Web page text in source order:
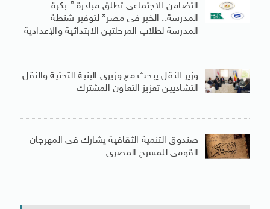
التضامن الاجتماعى تطلق مبادرة ” بكرة
المدرسة.. الخير فى مصر” لتوفير شنطة
المدرسة لطلاب المرحلتين الابتدائية والإعدادية
وزير النقل يبحث مع وزيرى البنية التحتية والنقل
التشاديين تعزيز التعاون المشترك
صندوق التنمية الثقافية يشارك فى المهرجان
القومى للمسرح المصرى